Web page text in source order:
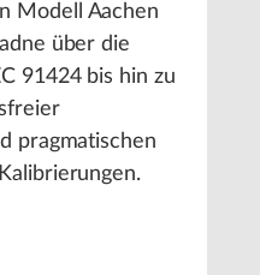
Modell Aachen
über die
91424 bis hin zu
pragmatischen